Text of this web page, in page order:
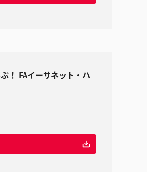
！ FAイーサネット・ハ